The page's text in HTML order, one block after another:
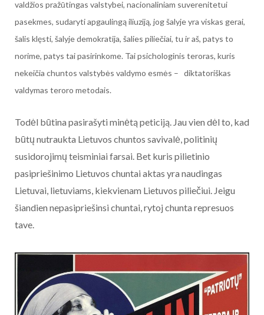
valdžios pražūtingas valstybei, nacionaliniam suverenitetui
pasekmes, sudaryti apgaulingą iliuziją, jog šalyje yra viskas gerai,
šalis klęsti, šalyje demokratija, šalies piliečiai, tu ir aš, patys to
norime, patys tai pasirinkome. Tai psichologinis teroras, kuris
nekeičia chuntos valstybės valdymo esmės – diktatoriškas
valdymas teroro metodais.
Todėl būtina pasirašyti minėtą peticiją. Jau vien dėl to, kad
būtų nutraukta Lietuvos chuntos savivalė, politinių
susidorojimų teisminiai farsai. Bet kuris pilietinio
pasipriešinimo Lietuvos chuntai aktas yra naudingas
Lietuvai, lietuviams, kiekvienam Lietuvos piliečiui. Jeigu
šiandien nepasipriešinsi chuntai, rytoj chunta represuos
tave.